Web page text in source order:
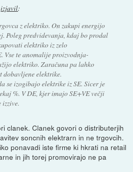
izjavil:
z elektriko. On zakupi energijo
Poleg predvidevanja, kdaj bo prodal
elektriko iz zelo
Vse te anomalije proizvodnja-
elektriko. Zaračuna pa lahko
dobavljene elektrike.
se izogibajo elektrike iz SE. Sicer je
%. V DE, kjer imajo SE+VE večji
izzive.
clanek. Clanek govori o distributerjih
soncnih elektrarn in ne trgovcih.
ponavadi iste firme ki hkrati na retail
in jih torej promovirajo ne pa